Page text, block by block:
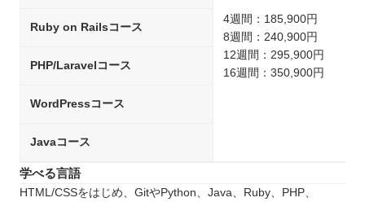
4週間：185,900円
8週間：240,900円
12週間：295,900円
16週間：350,900円
Ruby on Railsコース
PHP/Laravelコース
WordPressコース
Javaコース
学べる言語
HTML/CSSをはじめ、GitやPython、Java、Ruby、PHP、